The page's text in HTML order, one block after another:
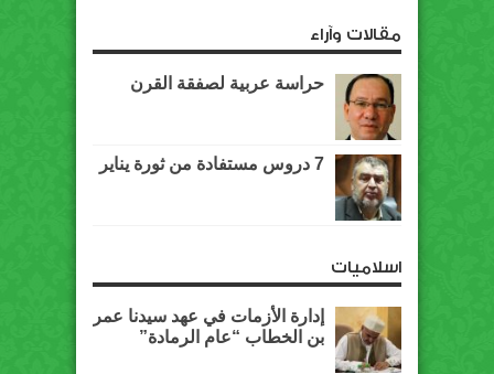
مقالات وآراء
حراسة عربية لصفقة القرن
7 دروس مستفادة من ثورة يناير
اسلاميات
إدارة الأزمات في عهد سيدنا عمر
بن الخطاب “عام الرمادة”